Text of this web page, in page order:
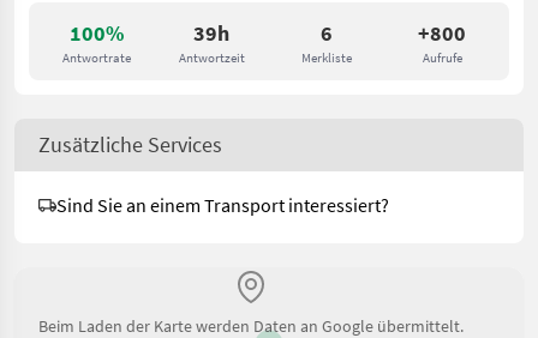
100%
Antwortrate
39h
Antwortzeit
6
Merkliste
+800
Aufrufe
Zusätzliche Services
Sind Sie an einem Transport interessiert?
Beim Laden der Karte werden Daten an Google übermittelt.